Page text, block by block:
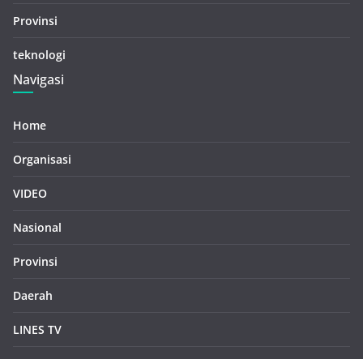
Provinsi
teknologi
Navigasi
Home
Organisasi
VIDEO
Nasional
Provinsi
Daerah
LINES TV